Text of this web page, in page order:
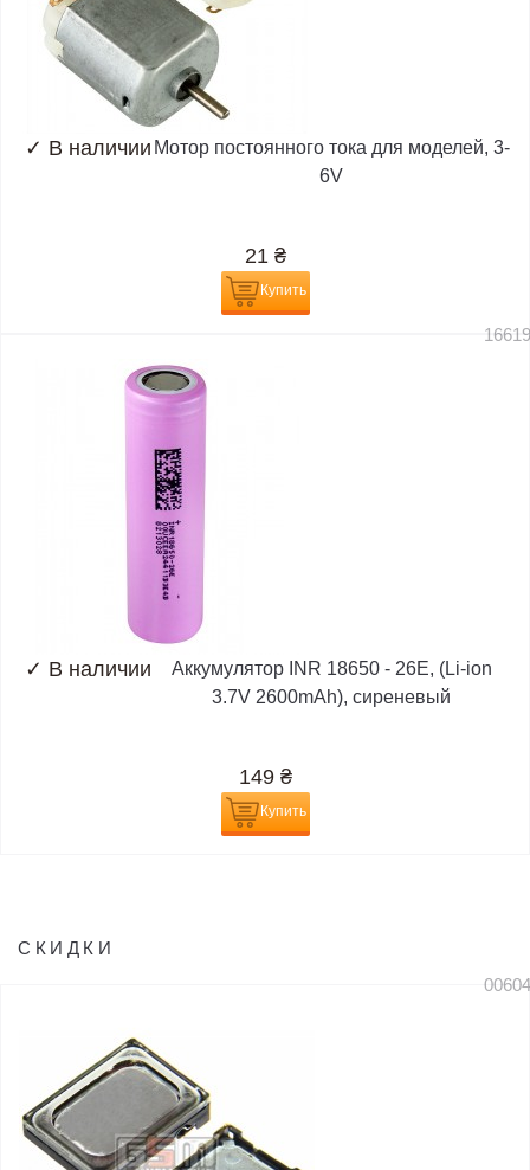
✓ В наличии Мотор постоянного тока для моделей, 3-
6V
21 ₴
Купить
✓ В наличии
Аккумулятор INR 18650 - 26E, (Li-ion
3.7V 2600mAh), сиреневый
149 ₴
Купить
СКИДКИ